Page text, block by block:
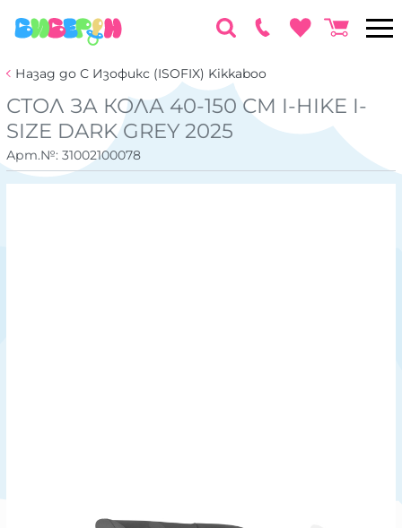
Назад до С Изофикс (ISOFIX) Kikkaboo
СТОЛ ЗА КОЛА 40-150 СМ I-HIKE I-
SIZE DARK GREY 2025
Арт.№: 31002100078